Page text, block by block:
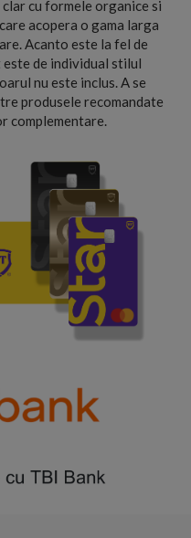
cu formele organice si
acopera o gama larga
Acanto este la fel de
este de individual stilul
nu este inclus. A se
produsele recomandate
complementare.